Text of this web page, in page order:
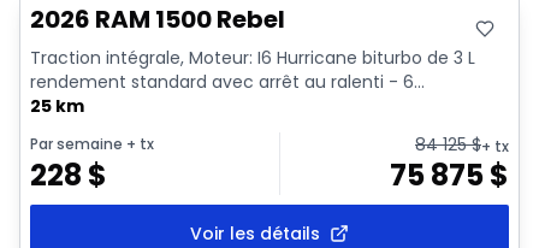
2026 RAM 1500 Rebel
Traction intégrale, Moteur: I6 Hurricane biturbo de 3 L
rendement standard avec arrêt au ralenti - 6...
25 km
Par semaine + tx
228 $
84 125$+ tx
75 875$
Voir les détails